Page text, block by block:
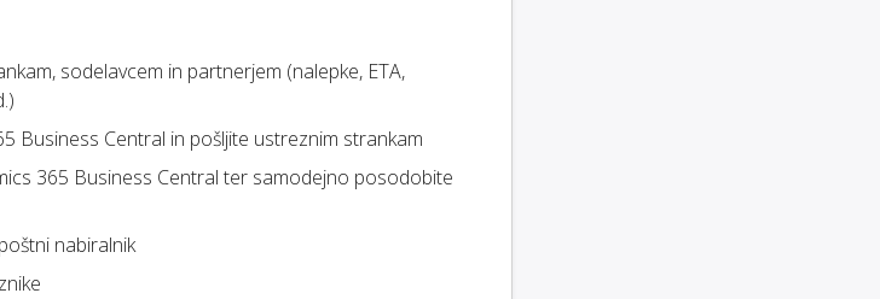
sodelavcem in partnerjem (nalepke, ETA,
Business Central in pošljite ustreznim strankam
365 Business Central ter samodejno posodobite
nabiralnik